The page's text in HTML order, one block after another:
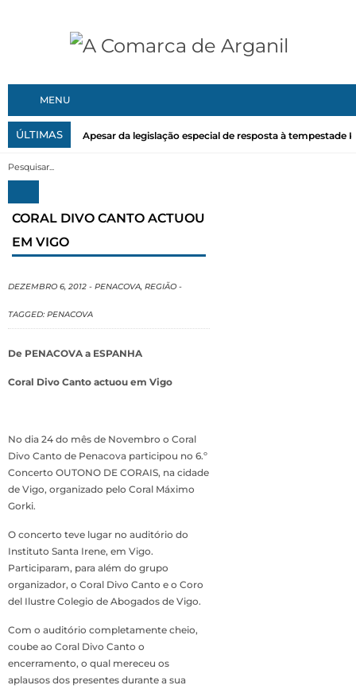
MENU
ÚLTIMAS Apesar da legislação especial de resposta à tempestade
CORAL DIVO CANTO ACTUOU
EM VIGO
DEZEMBRO 6, 2012 - PENACOVA, REGIÃO -
TAGGED: PENACOVA
De PENACOVA a ESPANHA
Coral Divo Canto actuou em Vigo
No dia 24 do mês de Novembro o Coral
Divo Canto de Penacova participou no 6.º
Concerto OUTONO DE CORAIS, na cidade
de Vigo, organizado pelo Coral Máximo
Gorki.
O concerto teve lugar no auditório do
Instituto Santa Irene, em Vigo.
Participaram, para além do grupo
organizador, o Coral Divo Canto e o Coro
del Ilustre Colegio de Abogados de Vigo.
Com o auditório completamente cheio,
coube ao Coral Divo Canto o
encerramento, o qual mereceu os
aplausos dos presentes durante a sua